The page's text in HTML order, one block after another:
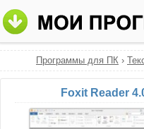
Программы для ПК ›
Foxit Reader